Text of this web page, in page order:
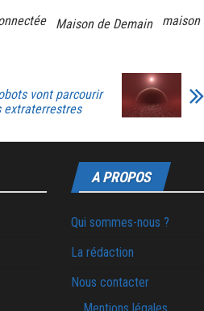
Maison de Demain
maison
vont parcourir
extraterrestres
A PROPOS
Qui sommes-nous ?
La rédaction
Nous contacter